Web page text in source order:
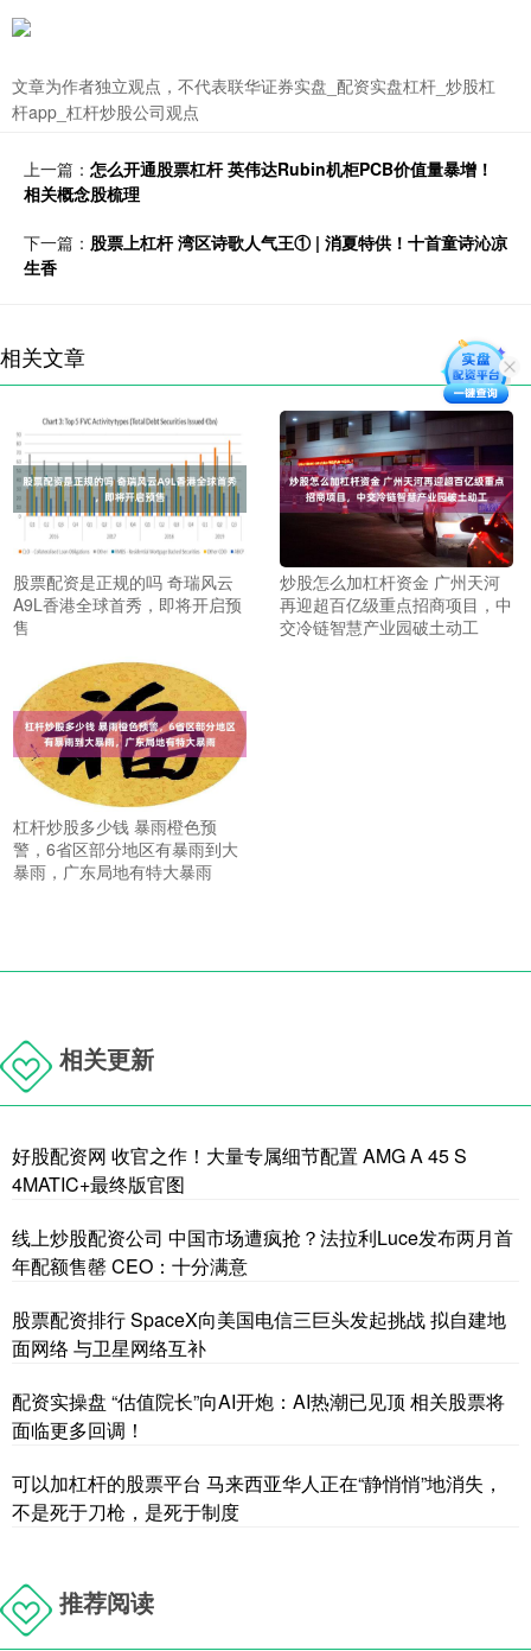
文章为作者独立观点，不代表联华证券实盘_配资实盘杠杆_炒股杠
杆app_杠杆炒股公司观点
上一篇： 怎么开通股票杠杆 英伟达Rubin机柜PCB价值量暴增！
相关概念股梳理
下一篇： 股票上杠杆 湾区诗歌人气王① | 消夏特供！十首童诗沁凉
生香
相关文章
股票配资是正规的吗 奇瑞风云
A9L香港全球首秀，即将开启预
售
炒股怎么加杠杆资金 广州天河
再迎超百亿级重点招商项目，中
交冷链智慧产业园破土动工
杠杆炒股多少钱 暴雨橙色预
警，6省区部分地区有暴雨到大
暴雨，广东局地有特大暴雨
相关更新
好股配资网 收官之作！大量专属细节配置 AMG A 45 S
4MATIC+最终版官图
线上炒股配资公司 中国市场遭疯抢？法拉利Luce发布两月首
年配额售罄 CEO：十分满意
股票配资排行 SpaceX向美国电信三巨头发起挑战 拟自建地
面网络 与卫星网络互补
配资实操盘 “估值院长”向AI开炮：AI热潮已见顶 相关股票将
面临更多回调！
可以加杠杆的股票平台 马来西亚华人正在“静悄悄”地消失，
不是死于刀枪，是死于制度
推荐阅读